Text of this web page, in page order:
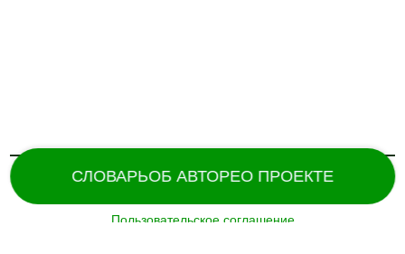
СЛОВАРЬОБ АВТОРЕО ПРОЕКТЕ
Пользовательское соглашение